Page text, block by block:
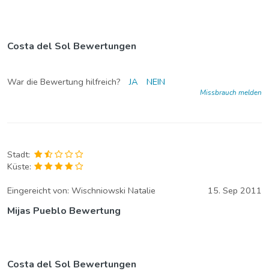
Costa del Sol Bewertungen
War die Bewertung hilfreich? JA NEIN
Missbrauch melden
Stadt:
Küste:
Eingereicht von: Wischniowski Natalie 15. Sep 2011
Mijas Pueblo Bewertung
Costa del Sol Bewertungen